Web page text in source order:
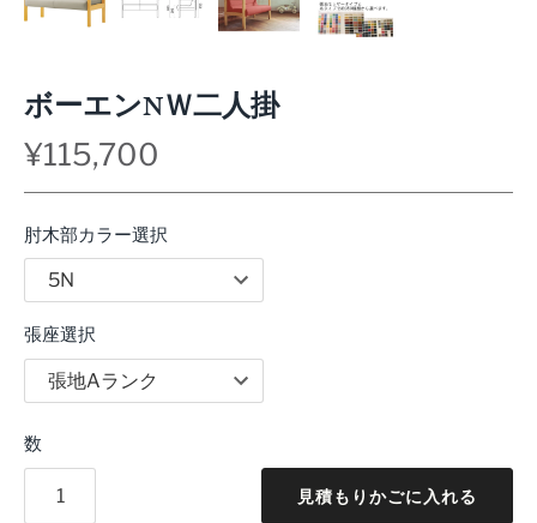
ボーエンNＷ二人掛
¥115,700
肘木部カラー選択
張座選択
数
見積もりかごに入れる